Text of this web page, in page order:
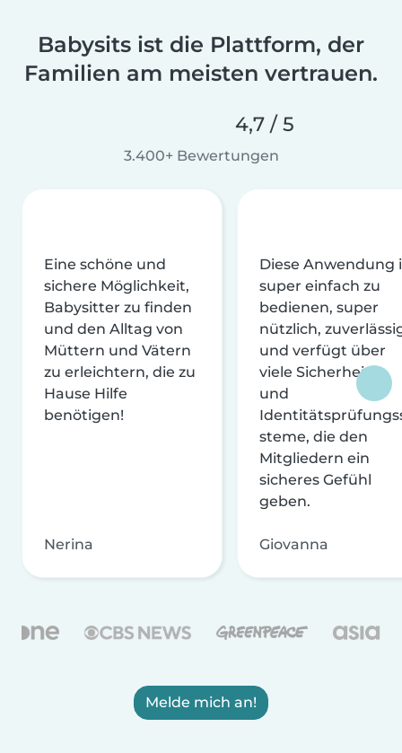
Babysits ist die Plattform, der
Familien am meisten vertrauen.
4,7 / 5
3.400+ Bewertungen
Eine schöne und
sichere Möglichkeit,
Babysitter zu finden
und den Alltag von
Müttern und Vätern
zu erleichtern, die zu
Hause Hilfe
benötigen!
Nerina
Diese Anwendung
super einfach zu
bedienen, super
nützlich,
und verfügt über
viele Sicherheits-
und
steme, die den
Mitgliedern ein
sicheres Gefühl
geben.
Giovanna
Melde mich an!